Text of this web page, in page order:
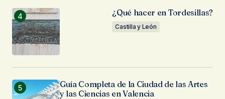
¿Qué hacer en Tordesillas?
Castilla y León
Guía Completa de la Ciudad de las Artes
y las Ciencias en Valencia